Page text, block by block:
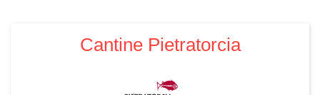
Cantine Pietratorcia